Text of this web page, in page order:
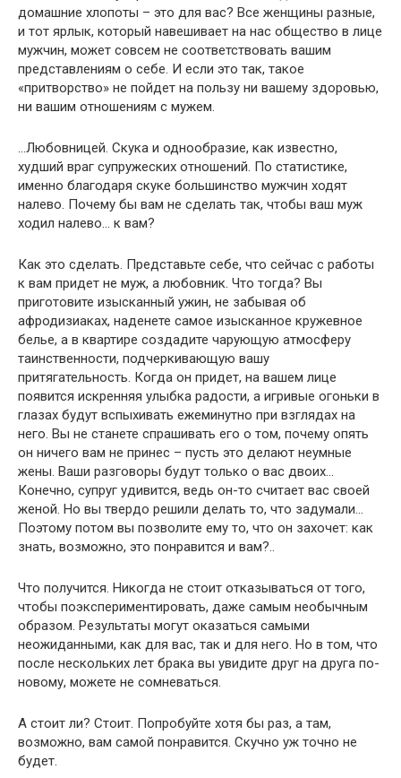
домашние хлопоты – это для вас? Все женщины разные,
и тот ярлык, который навешивает на нас общество в лице
мужчин, может совсем не соответствовать вашим
представлениям о себе. И если это так, такое
«притворство» не пойдет на пользу ни вашему здоровью,
ни вашим отношениям с мужем.
…Любовницей. Скука и однообразие, как известно,
худший враг супружеских отношений. По статистике,
именно благодаря скуке большинство мужчин ходят
налево. Почему бы вам не сделать так, чтобы ваш муж
ходил налево… к вам?
Как это сделать. Представьте себе, что сейчас с работы
к вам придет не муж, а любовник. Что тогда? Вы
приготовите изысканный ужин, не забывая об
афродизиаках, наденете самое изысканное кружевное
белье, а в квартире создадите чарующую атмосферу
таинственности, подчеркивающую вашу
притягательность. Когда он придет, на вашем лице
появится искренняя улыбка радости, а игривые огоньки в
глазах будут вспыхивать ежеминутно при взглядах на
него. Вы не станете спрашивать его о том, почему опять
он ничего вам не принес – пусть это делают неумные
жены. Ваши разговоры будут только о вас двоих…
Конечно, супруг удивится, ведь он-то считает вас своей
женой. Но вы твердо решили делать то, что задумали…
Поэтому потом вы позволите ему то, что он захочет: как
знать, возможно, это понравится и вам?..
Что получится. Никогда не стоит отказываться от того,
чтобы поэкспериментировать, даже самым необычным
образом. Результаты могут оказаться самыми
неожиданными, как для вас, так и для него. Но в том, что
после нескольких лет брака вы увидите друг на друга по-
новому, можете не сомневаться.
А стоит ли? Стоит. Попробуйте хотя бы раз, а там,
возможно, вам самой понравится. Скучно уж точно не
будет.